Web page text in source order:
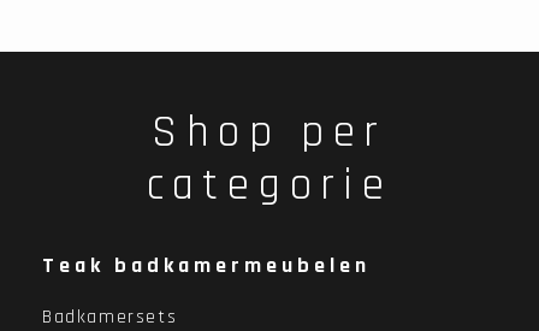
Shop per
categorie
Teak badkamermeubelen
Badkamersets